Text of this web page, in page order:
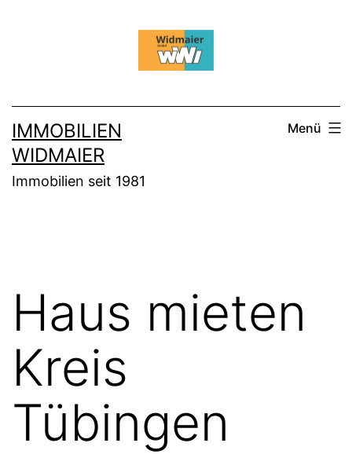
IMMOBILIEN
WIDMAIER
Immobilien seit 1981
Menü
Haus mieten
Kreis
Tübingen